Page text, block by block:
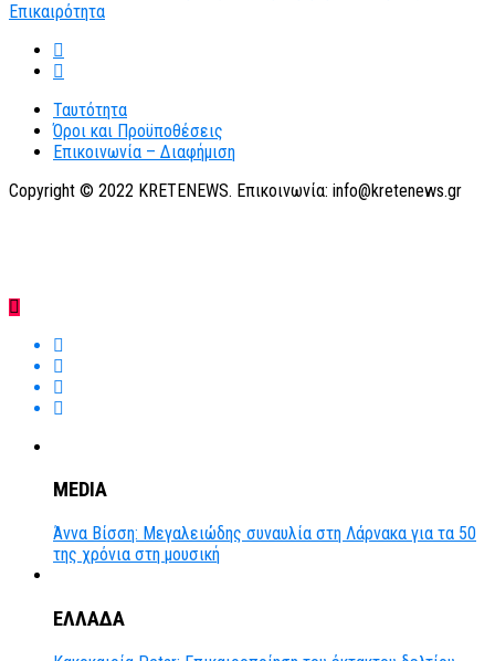
Ταυτότητα
Όροι και Προϋποθέσεις
Επικοινωνία – Διαφήμιση
Copyright © 2022 KRETENEWS. Επικοινωνία: info@kretenews.gr
MEDIA
Άννα Βίσση: Μεγαλειώδης συναυλία στη Λάρνακα για τα 50
της χρόνια στη μουσική
ΕΛΛΑΔΑ